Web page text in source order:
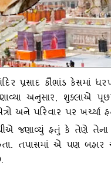
પ્રસાદ કૌભાંડ કેસમાં
અનુસાર, શુક્‍લાએ
અને પરિવાર પર ખર્ચ્‍યા
જણાવ્‍યું હતું કે તેણે
તપાસમાં એ પણ